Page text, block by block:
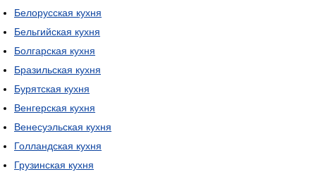
Белорусская кухня
Бельгийская кухня
Болгарская кухня
Бразильская кухня
Бурятская кухня
Венгерская кухня
Венесуэльская кухня
Голландская кухня
Грузинская кухня